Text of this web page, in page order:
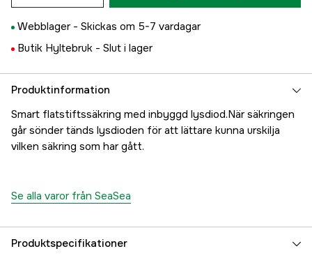
Webblager - Skickas om 5-7 vardagar
Butik Hyltebruk - Slut i lager
Produktinformation
Smart flatstiftssäkring med inbyggd lysdiod.När säkringen
går sönder tänds lysdioden för att lättare kunna urskilja
vilken säkring som har gått.
Se alla varor från SeaSea
Produktspecifikationer